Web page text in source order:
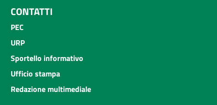
CONTATTI
PEC
URP
Sportello informativo
Ufficio stampa
Redazione multimediale